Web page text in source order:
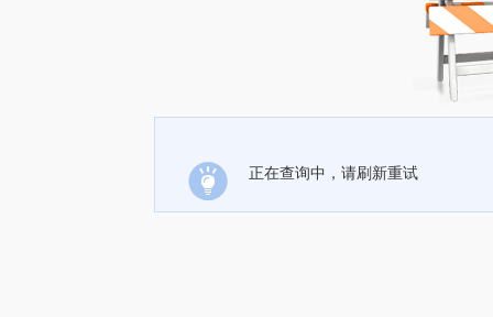
正在查询中，请刷新重试